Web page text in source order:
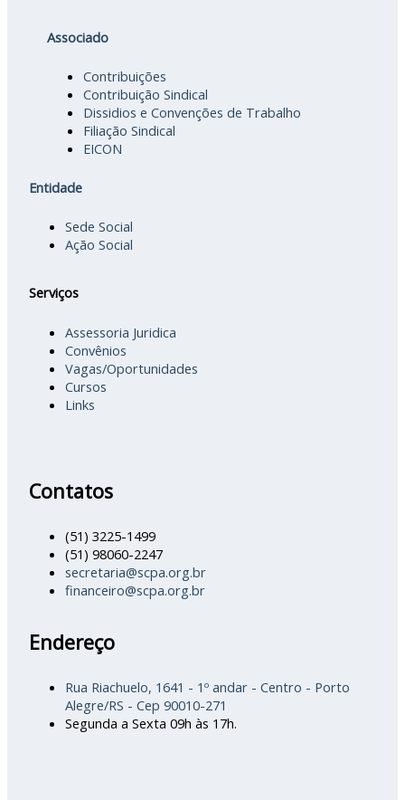
Associado
Contribuições
Contribuição Sindical
Dissidios e Convenções de Trabalho
Filiação Sindical
EICON
Entidade
Sede Social
Ação Social
Serviços
Assessoria Juridica
Convênios
Vagas/Oportunidades
Cursos
Links
Contatos
(51) 3225-1499
(51) 98060-2247
secretaria@scpa.org.br
financeiro@scpa.org.br
Endereço
Rua Riachuelo, 1641 - 1º andar - Centro - Porto
Alegre/RS - Cep 90010-271
Segunda a Sexta 09h às 17h.